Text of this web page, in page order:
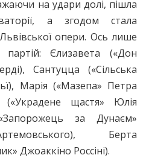
на удари долі, пішла
а згодом стала
опери. Ось лише
партій: Єлизавета («Дон
Сантуцца («Сільська
Марія («Мазепа» Петра
(«Украдене щастя» Юлія
за Дунаєм»
Берта
Джоаккіно Россіні).